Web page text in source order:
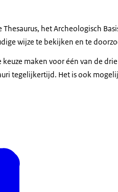
het Archeologisch
wijze te bekijken en te
keuze maken voor één van de
tegelijkertijd. Het is ook